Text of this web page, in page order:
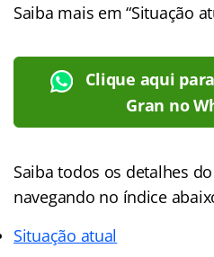
Saiba mais em “Situação
Clique aqui
Gran no
Saiba todos os detalhes do
navegando no índice
Situação atual